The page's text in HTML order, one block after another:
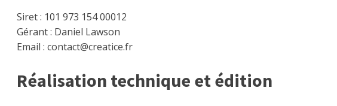
Siret : 101 973 154 00012
Gérant : Daniel Lawson
Email : contact@creatice.fr
Réalisation technique et édition